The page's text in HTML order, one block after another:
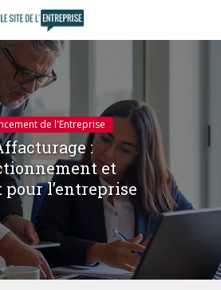
de l'Entreprise
:
et
l’entreprise